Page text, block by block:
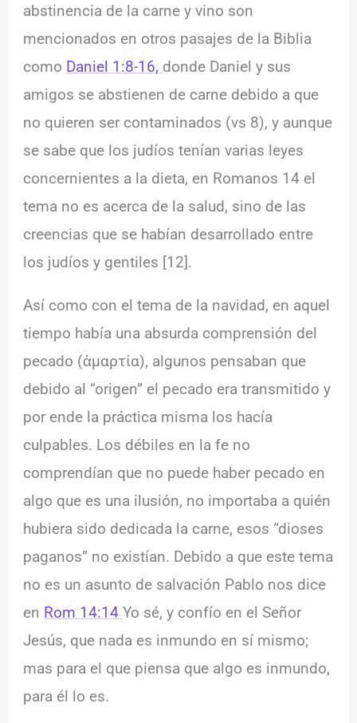
abstinencia de la carne y vino son
mencionados en otros pasajes de la Biblia
como Daniel 1:8-16, donde Daniel y sus
amigos se abstienen de carne debido a que
no quieren ser contaminados (vs 8), y aunque
se sabe que los judíos tenían varias leyes
concernientes a la dieta, en Romanos 14 el
tema no es acerca de la salud, sino de las
creencias que se habían desarrollado entre
los judíos y gentiles [12].
Así como con el tema de la navidad, en aquel
tiempo había una absurda comprensión del
pecado (ἁμαρτία), algunos pensaban que
debido al “origen” el pecado era transmitido y
por ende la práctica misma los hacía
culpables. Los débiles en la fe no
comprendían que no puede haber pecado en
algo que es una ilusión, no importaba a quién
hubiera sido dedicada la carne, esos “dioses
paganos” no existían. Debido a que este tema
no es un asunto de salvación Pablo nos dice
en Rom 14:14Yo sé, y confío en el Señor
Jesús, que nada es inmundo en sí mismo;
mas para el que piensa que algo es inmundo,
para él lo es.